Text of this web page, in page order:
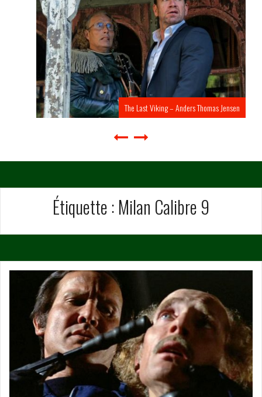
The Last Viking – Anders Thomas Jensen
Étiquette : Milan Calibre 9